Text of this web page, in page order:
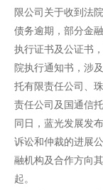
限公司关于收到法
债务逾期，部分金
执行证书及公证书
院执行通知书，涉
托有限责任公司、
责任公司及国通信
同日，蓝光发展发
诉讼和仲裁的进展
融机构及合作方向
起。